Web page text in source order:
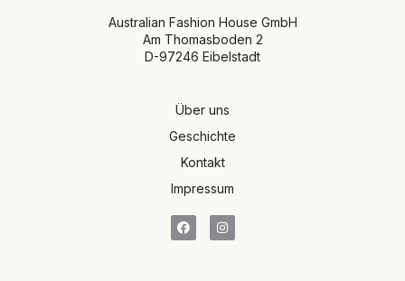
Australian Fashion House GmbH
Am Thomasboden 2
D-97246 Eibelstadt
Über uns
Geschichte
Kontakt
Impressum